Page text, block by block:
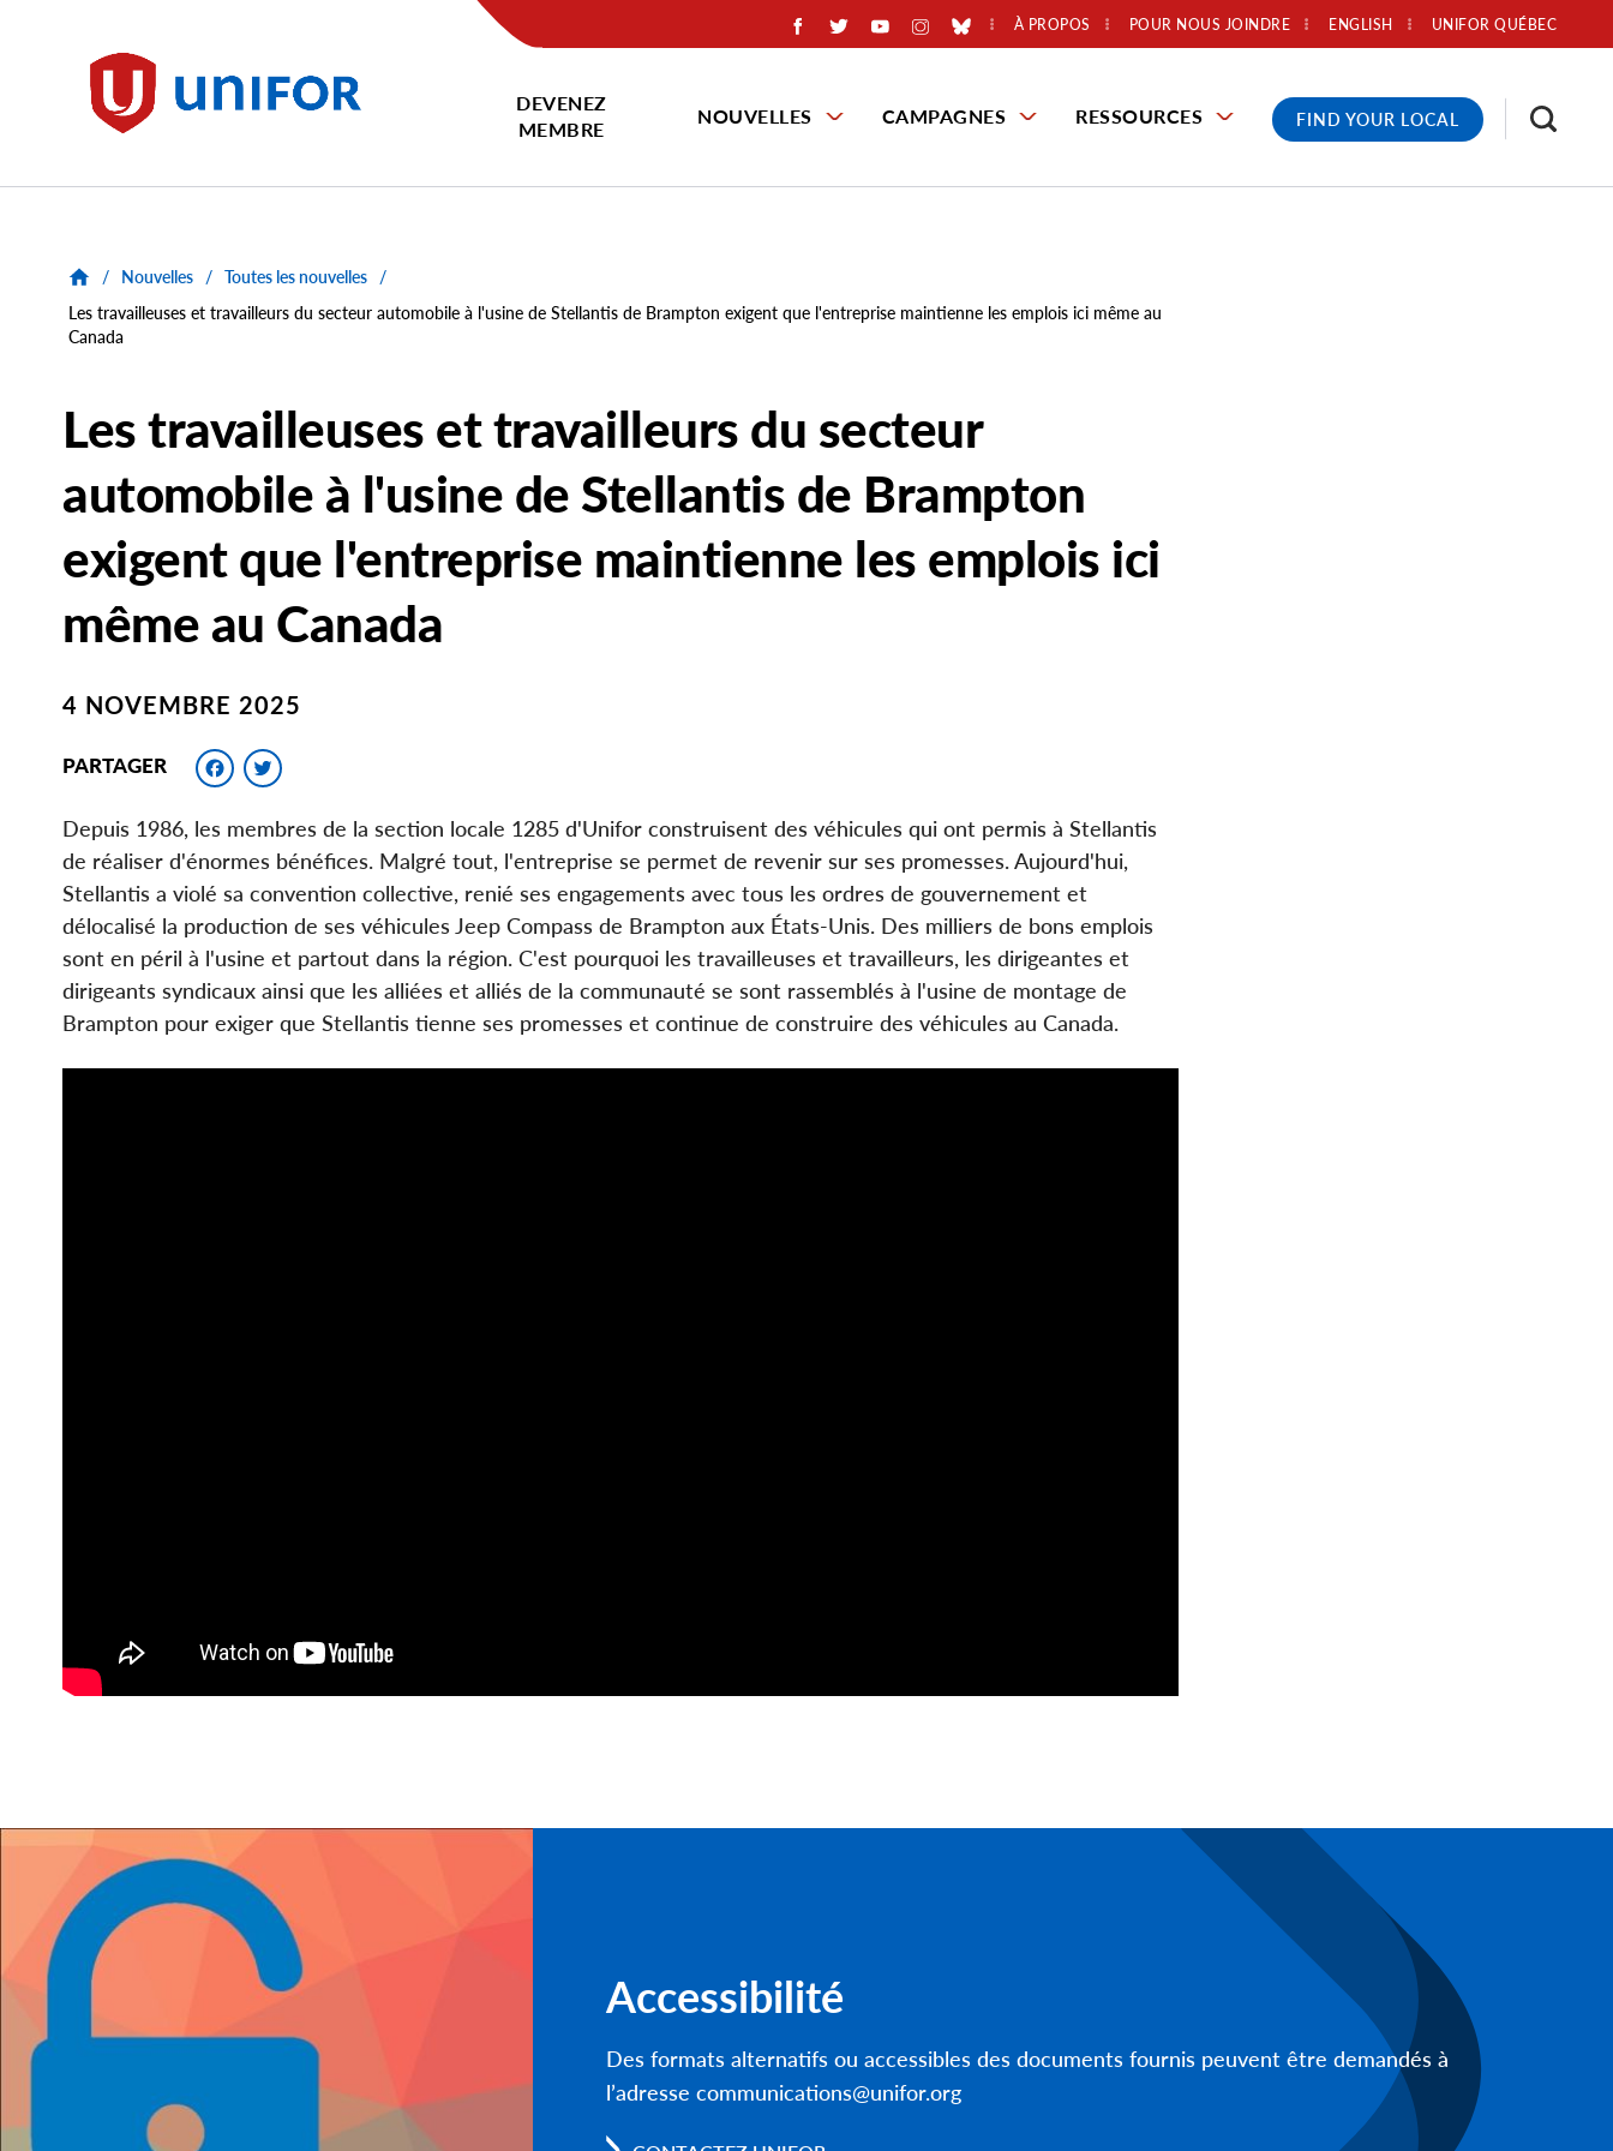
Unifor
À PROPOS POUR NOUS JOINDRE UNIFOR QUÉBEC
ENGLISH
DEVENEZ
MEMBRE
NOUVELLES CAMPAGNES RESSOURCES FIND YOUR LOCAL
/ Nouvelles / Toutes les nouvelles
/
Les travailleuses et travailleurs du secteur automobile à l'usine de Stellantis de Brampton exigent que l'entreprise maintienne les emplois ici même au
Canada
Les travailleuses et travailleurs du secteur
automobile à l'usine de Stellantis de Brampton
exigent que l'entreprise maintienne les emplois ici
même au Canada
4 NOVEMBRE 2025
PARTAGER Facebook
Depuis 1986, les membres de la section locale 1285 d'Unifor construisent des véhicules qui ont permis à Stellantis
de réaliser d'énormes bénéfices. Malgré tout, l'entreprise se permet de revenir sur ses promesses. Aujourd'hui,
Stellantis a violé sa convention collective, renié ses engagements avec tous les ordres de gouvernement et
délocalisé la production de ses véhicules Jeep Compass de Brampton aux États-Unis. Des milliers de bons emplois
sont en péril à l'usine et partout dans la région. C'est pourquoi les travailleuses et travailleurs, les dirigeantes et
dirigeants syndicaux ainsi que les alliées et alliés de la communauté se sont rassemblés à l'usine de montage de
Brampton pour exiger que Stellantis tienne ses promesses et continue de construire des véhicules au Canada.
Accessibilité
Des formats alternatifs ou accessibles des documents fournis peuvent être demandés à
l’adresse communications@unifor.org